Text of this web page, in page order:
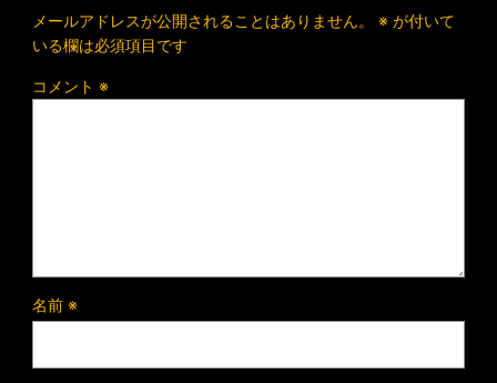
メールアドレスが公開されることはありません。 ※が付いて
いる欄は必須項目です
コメント ※
名前 ※